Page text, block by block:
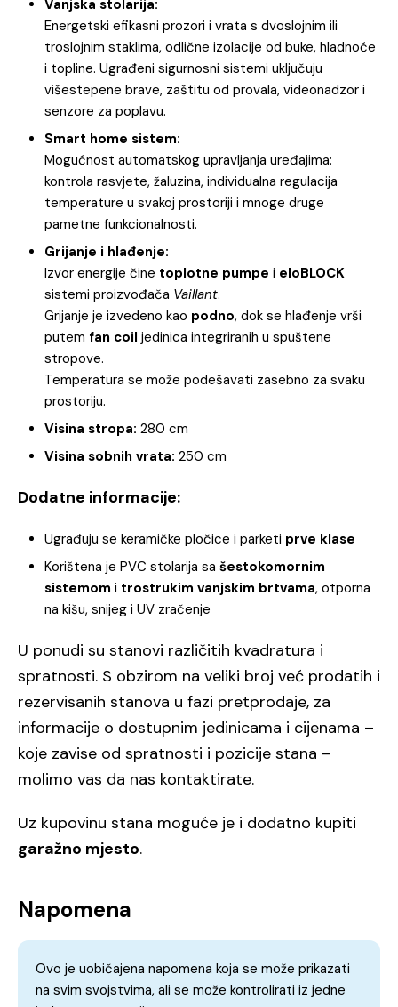
Vanjska stolarija:
Energetski efikasni prozori i vrata s dvoslojnim ili
troslojnim staklima, odlične izolacije od buke, hladnoće
i topline. Ugrađeni sigurnosni sistemi uključuju
višestepene brave, zaštitu od provala, videonadzor i
senzore za poplavu.
Smart home sistem:
Mogućnost automatskog upravljanja uređajima:
kontrola rasvjete, žaluzina, individualna regulacija
temperature u svakoj prostoriji i mnoge druge
pametne funkcionalnosti.
Grijanje i hlađenje:
Izvor energije čine toplotne pumpe i eloBLOCK
sistemi proizvođača Vaillant.
Grijanje je izvedeno kao podno, dok se hlađenje vrši
putem fan coil jedinica integriranih u spuštene
stropove.
Temperatura se može podešavati zasebno za svaku
prostoriju.
Visina stropa: 280 cm
Visina sobnih vrata: 250 cm
Dodatne informacije:
Ugrađuju se keramičke pločice i parketi prve klase
Korištena je PVC stolarija sa šestokomornim
sistemom i trostrukim vanjskim brtvama, otporna
na kišu, snijeg i UV zračenje
U ponudi su stanovi različitih kvadratura i
spratnosti. S obzirom na veliki broj već prodatih i
rezervisanih stanova u fazi pretprodaje, za
informacije o dostupnim jedinicama i cijenama –
koje zavise od spratnosti i pozicije stana –
molimo vas da nas kontaktirate.
Uz kupovinu stana moguće je i dodatno kupiti
garažno mjesto.
Napomena
Ovo je uobičajena napomena koja se može prikazati
na svim svojstvima, ali se može kontrolirati iz jedne